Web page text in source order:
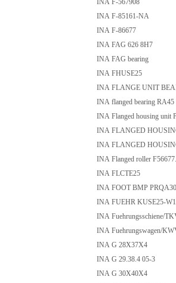
INA F-567908
INA F-85161-NA
INA F-86677
INA FAG 626 8H7
INA FAG bearing
INA FHUSE25
INA FLANGE UNIT
INA flanged bearing RA45
INA Flanged housing unit
INA FLANGED
INA FLANGED
INA Flanged roller
INA FLCTE25
INA FOOT BMP
INA FUEHR KUSE25-
INA Fuehrungsschiene/
INA Fuehrungswagen/
INA G 28X37X4
INA G 29.38.4 05-3
INA G 30X40X4